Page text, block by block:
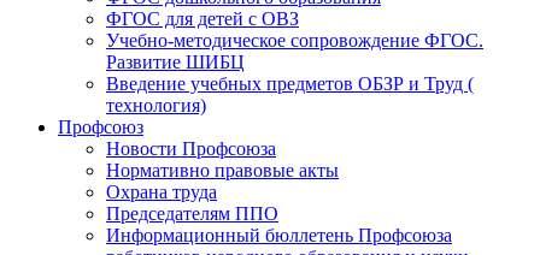
ФГОС для детей с ОВЗ
Учебно-методическое сопровождение ФГОС.
Развитие ШИБЦ
Введение учебных предметов ОБЗР и Труд (
технология)
Профсоюз
Новости Профсоюза
Нормативно правовые акты
Охрана труда
Председателям ППО
Информационный бюллетень Профсоюза